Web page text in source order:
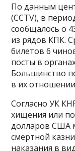
По данным
(CCTV), в
сообщалось о
из рядов КПК.
билетов 6
посты в
Большинство
в их отношении
Согласно УК
хищения или
долларов США
смертной
наказания в